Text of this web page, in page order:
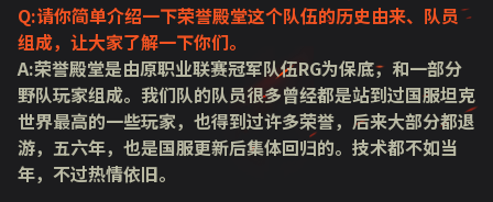
Q:请你简单介绍一下荣誉殿堂这个队伍的历史由来、队员
组成，让大家了解一下你们。
A:荣誉殿堂是由原职业联赛冠军队伍RG为保底，和一部分
野队玩家组成。我们队的队员很多曾经都是站到过国服坦克
世界最高的一些玩家，也得到过许多荣誉，后来大部分都退
游，五六年，也是国服更新后集体回归的。技术都不如当
年，不过热情依旧。